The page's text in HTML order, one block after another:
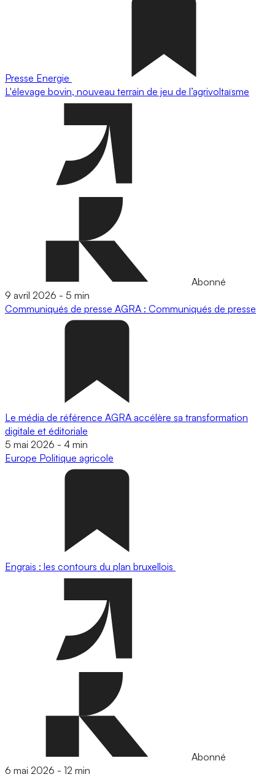
Presse Energie
L'élevage bovin, nouveau terrain de jeu de l’agrivoltaïsme
Abonné
9 avril 2026 - 5 min
Communiqués de presse AGRA : Communiqués de presse
Le média de référence AGRA accélère sa transformation
digitale et éditoriale
5 mai 2026 - 4 min
Europe Politique agricole
Engrais : les contours du plan bruxellois
Abonné
6 mai 2026 - 12 min